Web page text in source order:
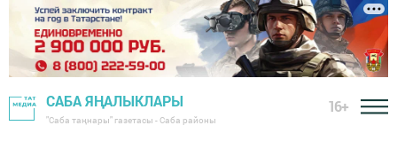
САБА ЯҢАЛЫКЛАРЫ
"Саба таңнары" газетасы - Саба районы
16+